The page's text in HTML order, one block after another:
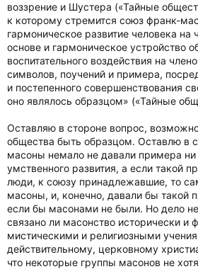
воззрение и Шустера («Тайные
к которому стремится союз франк-
гармоническое развитие человека на
основе и гармоническое устройство
воспитательного воздействия на
символов, поучений и примера,
и постепенного совершенствования
оно являлось образцом» («Тайные
Оставляю в стороне вопрос,
общества быть образцом. Оставлю в
масоны немало не давали примера ни
умственного развития, а если такой
люди, к союзу принадлежавшие, то
масоны, и, конечно, давали бы такой
если бы масонами не были. Но дело
связано ли масонство исторически и
мистическими и религиозными
действительному, церковному
что некоторые группы масонов не